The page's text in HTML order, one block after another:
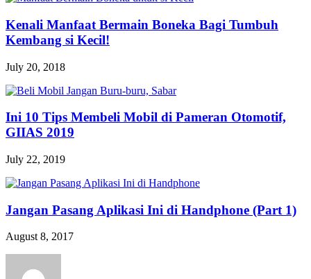
Kenali Manfaat Bermain Boneka Bagi Tumbuh
Kembang si Kecil!
July 20, 2018
Ini 10 Tips Membeli Mobil di Pameran Otomotif,
GIIAS 2019
July 22, 2019
Jangan Pasang Aplikasi Ini di Handphone (Part 1)
August 8, 2017